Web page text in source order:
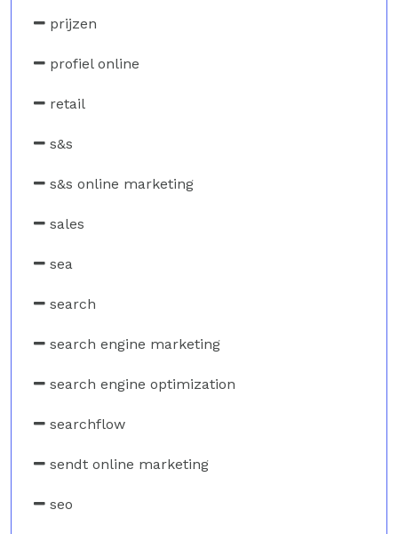
prijzen
profiel online
retail
s&s
s&s online marketing
sales
sea
search
search engine marketing
search engine optimization
searchflow
sendt online marketing
seo